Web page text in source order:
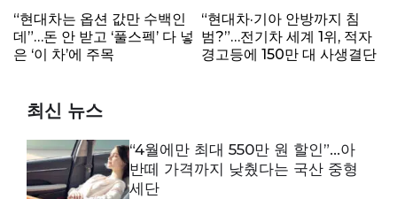
“현대차는 옵션 값만 수백인
데”…돈 안 받고 ‘풀스펙’ 다 넣
은 ‘이 차’에 주목
“현대차·기아 안방까지 침
범?”…전기차 세계 1위, 적자
경고등에 150만 대 사생결단
최신 뉴스
“4월에만 최대 550만 원 할인”…아
반떼 가격까지 낮췄다는 국산 중형
세단